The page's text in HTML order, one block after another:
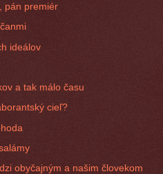
pán premiér
ideálov
a tak málo času
cieľ?
obyčajným a našim človekom